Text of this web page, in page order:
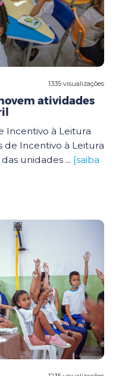
1335 visualizações
atividades
Incentivo à Leitura
de Incentivo à Leitura
unidades ... [saiba